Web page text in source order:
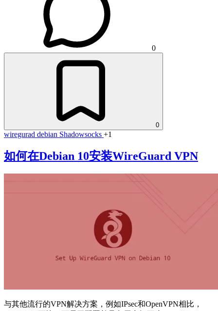
0
0
wiregurad debian Shadowsocks +1
如何在Debian 10安装WireGuard VPN
与其他流行的VPN解决方案，例如IPsec和OpenVPN相比，